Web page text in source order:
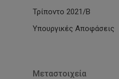
Τρίποντο 2021/Β
Υπουργικές Αποφάσεις
Μεταστοιχεία